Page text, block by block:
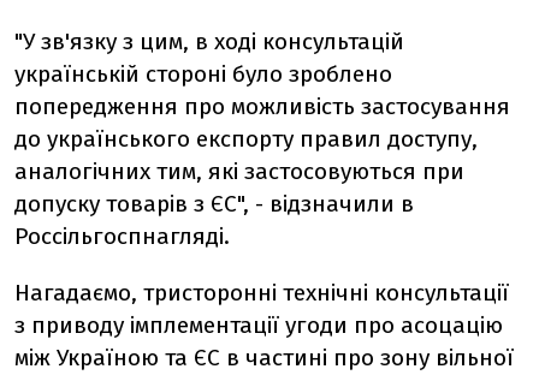
"У зв'язку з цим, в ході консультацій
українській стороні було зроблено
попередження про можливість застосування
до українського експорту правил доступу,
аналогічних тим, які застосовуються при
допуску товарів з ЄС", - відзначили в
Россільгоспнагляді.
Нагадаємо, тристоронні технічні консультації
з приводу імплементації угоди про асоцацію
між Україною та ЄС в частині про зону вільної